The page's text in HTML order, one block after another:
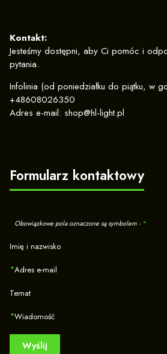
Kontakt:
Jesteśmy dostępni, aby Ci pomóc i
pytania.
Infolinia (od poniedziałku do piątku, w
+48608026350
Adres e-mail: shop@hl-light.pl
Formularz kontaktowy
Obowiązkowe pola oznaczone są symbolem - *
Imię i nazwisko
*Adres e-mail
Temat
*Wiadomość
Wyślij